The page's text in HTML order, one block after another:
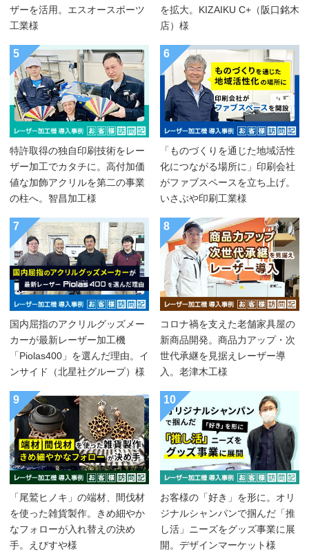
ザーを活用。エスオースポーツ
工業様
を拡大。KIZAIKU C+（阪口銘木
店）様
5
特許取得の独自印刷技術をレー
ザー加工でカタチに。高付加価
値な加飾アクリルを第二の事業
の柱へ。智昌加工様
6
「ものづくりを通じた地域活性
化につながる場所に」印刷会社
がファブスペースを立ち上げ。
いさぶや印刷工業様
7
国内屈指のアクリルグッズメー
カーが最新レーザー加工機
「Piolas400」を選んだ理由。イ
ンサイド（北星社グループ）様
8
コロナ禍を支えた老舗家具屋の
新商品開発。商品力アップ・次
世代承継を見据えレーザー導
入。老津木工様
9
「尾鷲ヒノキ」の端材、間伐材
を使った雑貨製作。きめ細やか
なフォローが入れ替えの決め
手。えびすや様
10
お客様の「好き」を形に。オリ
ジナルシャンパンで掴んだ「推
し活」ニーズをグッズ事業に展
開。デザインマーケット様